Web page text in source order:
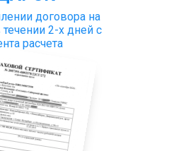
договора на
2-х дней с
расчета